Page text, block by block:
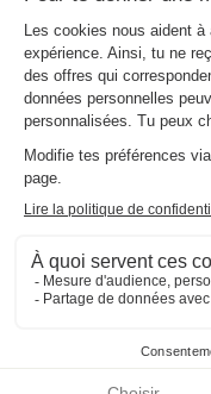
Wifi payant Bord de
MOBILHOME 4
du03/10/2026
Meilleur prix pour 7
Dernières disponibilités !